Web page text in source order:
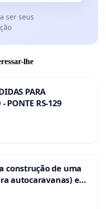
ser seus
lhe
PARA
- PONTE RS-129
construção de uma
autocaravanas) em